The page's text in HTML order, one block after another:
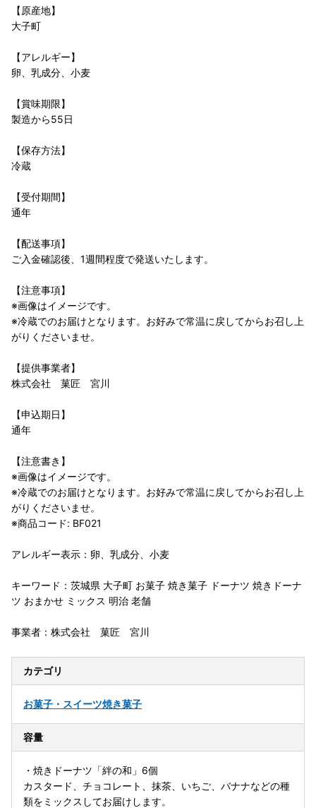
【原産地】
大子町
【アレルギー】
卵、乳成分、小麦
【賞味期限】
製造から55日
【保存方法】
冷蔵
【受付期間】
通年
【配送事項】
ご入金確認後、1週間程度で発送いたします。
【注意事項】
※画像はイメージです。
※冷蔵でのお届けとなります。お好みで常温に戻してからお召し上
がりくださいませ。
【提供事業者】
株式会社 菓匠 宮川
【申込期日】
通年
【注意書き】
※画像はイメージです。
※冷蔵でのお届けとなります。お好みで常温に戻してからお召し上
がりくださいませ。
※商品コード: BF021
アレルギー表示：卵、乳成分、小麦
キーワード：茨城県 大子町 お菓子 焼き菓子 ドーナツ 焼きドーナ
ツ おまかせ ミックス 明治 老舗
事業者：株式会社 菓匠 宮川
カテゴリ
お菓子・スイーツ焼き菓子
容量
・焼きドーナツ「絆の和」6個
カスタード、チョコレート、抹茶、いちご、バナナなどの種
類をミックスしてお届けします。